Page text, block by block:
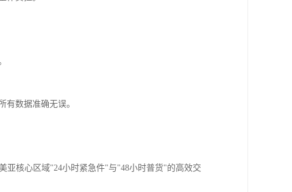
有数据准确无误。
亚核心区域"24小时紧急件"与"48小时普货"的高效交